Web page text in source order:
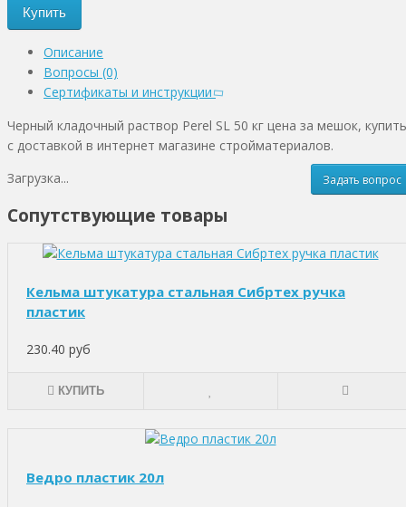
Купить
Описание
Вопросы (0)
Сертификаты и инструкции
Черный кладочный раствор Perel SL 50 кг цена за мешок, купить
с доставкой в интернет магазине стройматериалов.
Задать вопрос
Загрузка...
Сопутствующие товары
Кельма штукатура стальная Сибртех ручка
пластик
230.40 руб
КУПИТЬ
Ведро пластик 20л